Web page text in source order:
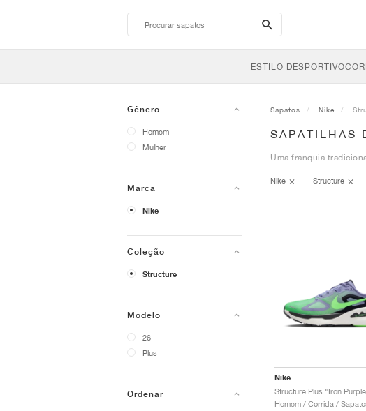
search-
btn
ESTILO DESPORTIVO
Gênero
Homem
Mulher
Marca
Nike
Coleção
Structure
Modelo
26
Plus
Ordenar
Sapatos Nike
SAPATILHAS
Uma franquia
Nike Structure
Nike
Homem / Corrida /